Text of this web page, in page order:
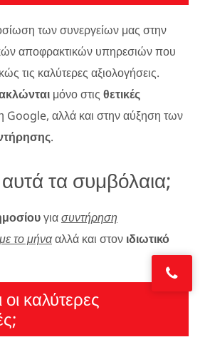
των συνεργείων μας στην
αποφρακτικών υπηρεσιών που
τις καλύτερες αξιολογήσεις.
μόνο στις θετικές
Google, αλλά και στην αύξηση των
.
αυτά τα συμβόλαια;
γιασυντήρηση
το μήνααλλά και στον ιδιωτικό
οι καλύτερες